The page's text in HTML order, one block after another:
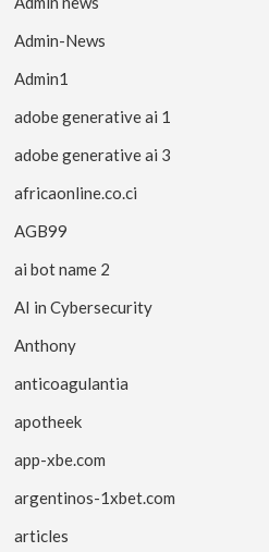
Admin-News
Admin1
adobe generative ai 1
adobe generative ai 3
africaonline.co.ci
AGB99
ai bot name 2
AI in Cybersecurity
Anthony
anticoagulantia
apotheek
app-xbe.com
argentinos-1xbet.com
articles